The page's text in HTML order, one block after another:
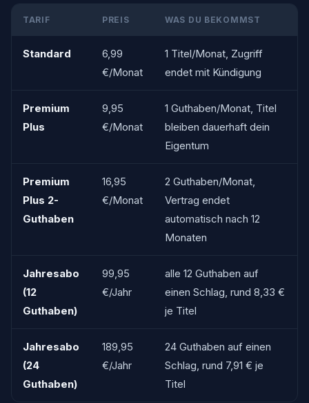
TARIF PREIS WAS DU BEKOMMST
Standard
6,99
€/Monat
1 Titel/Monat, Zugriff
endet mit Kündigung
Premium
Plus
9,95
€/Monat
1 Guthaben/Monat, Titel
bleiben dauerhaft dein
Eigentum
Premium
Plus 2-
Guthaben
16,95
€/Monat
2 Guthaben/Monat,
Vertrag endet
automatisch nach 12
Monaten
Jahresabo
(12
Guthaben)
99,95
€/Jahr
alle 12 Guthaben auf
einen Schlag, rund 8,33 €
je Titel
Jahresabo
(24
Guthaben)
189,95
€/Jahr
24 Guthaben auf einen
Schlag, rund 7,91 € je
Titel